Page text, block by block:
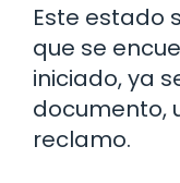
Este estado
que se
iniciado, ya
documento,
reclamo.